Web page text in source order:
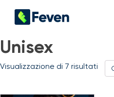
Unisex
Visualizzazione di 7 risultati